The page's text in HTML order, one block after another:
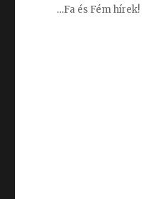
…Fa és Fém hírek!